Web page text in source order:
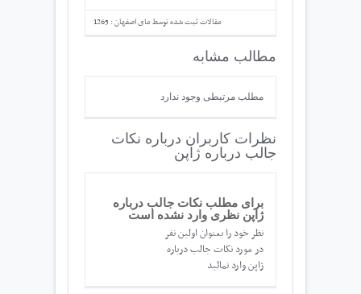
مقالات ثبت شده توسط مای اصفهان : 1265
مطالب مشابه
مطلب مرتبطی وجود ندارد
نظرات کاربران درباره نکات
جالب درباره ژاپن
برای مطلب نکات جالب درباره
ژاپن نظری وارد نشده است
نظر خود را بعنوان اولین نفر
در مورد نکات جالب درباره
ژاپن وارد نمائید